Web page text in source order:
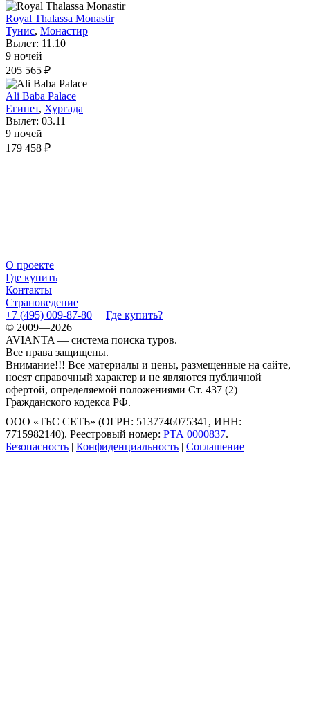
Royal Thalassa Monastir
Тунис, Монастир
Вылет: 11.10
9 ночей
205 565 ₽
Ali Baba Palace
Египет, Хургада
Вылет: 03.11
9 ночей
179 458 ₽
О проекте
Где купить
Контакты
Страноведение
+7 (495) 009-87-80
Где купить?
© 2009—2026
AVIANTA — система поиска туров.
Все права защищены.
Внимание!!! Все материалы и цены, размещенные на сайте,
носят справочный характер и не являются публичной
офертой, определяемой положениями Ст. 437 (2)
Гражданского кодекса РФ.
ООО «ТБС СЕТЬ» (ОГРН: 5137746075341, ИНН:
7715982140). Реестровый номер: РТА 0000837.
Безопасность | Конфиденциальность | Соглашение